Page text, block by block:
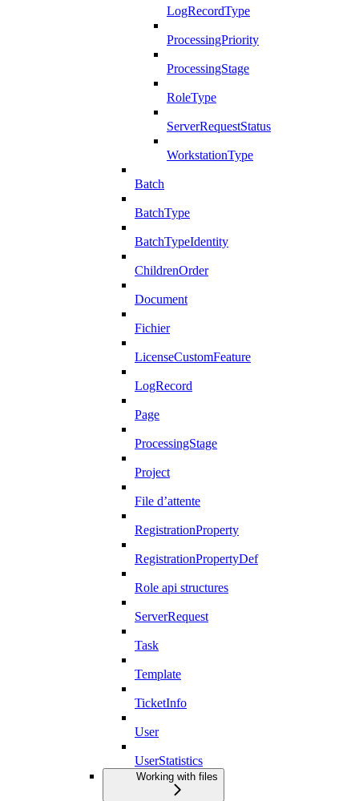
LogRecordType
ProcessingPriority
ProcessingStage
RoleType
ServerRequestStatus
WorkstationType
Batch
BatchType
BatchTypeIdentity
ChildrenOrder
Document
Fichier
LicenseCustomFeature
LogRecord
Page
ProcessingStage
Project
File d’attente
RegistrationProperty
RegistrationPropertyDef
Role api structures
ServerRequest
Task
Template
TicketInfo
User
UserStatistics
Working with files